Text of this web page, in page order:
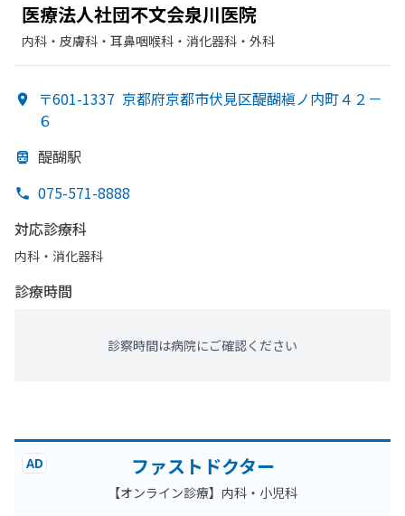
医療法人社団不文会泉川医院
内科・​皮膚科・​耳鼻咽喉科・​消化器科・​外科
〒601-1337 京都府京都市伏見区醍醐槇ノ内町４２－
６
醍醐駅
075-571-8888
対応診療科
内科・​消化器科
診療時間
診察時間は病院にご確認ください
AD ファストドクター
【オンライン診療】内科・小児科